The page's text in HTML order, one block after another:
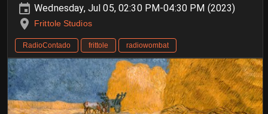
Wednesday, Jul 05, 02:30 PM-04:30 PM (2023)
Frittole Studios
RadioContado frittole radiowombat